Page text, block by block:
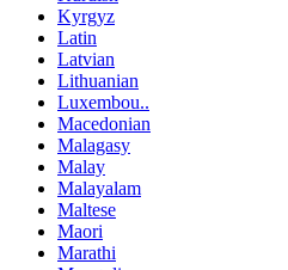
Kyrgyz
Latin
Latvian
Lithuanian
Luxembou..
Macedonian
Malagasy
Malay
Malayalam
Maltese
Maori
Marathi